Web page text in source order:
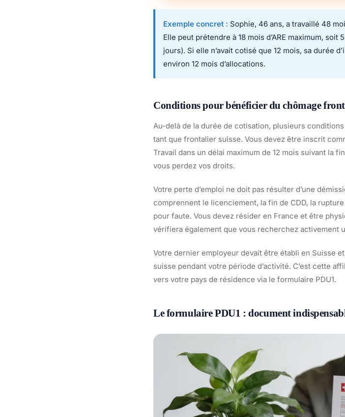
Exemple concret : Sophie, 46 ans, a travaillé 48
Elle peut prétendre à 18 mois d’ARE maximum,
jours). Si elle n’avait cotisé que 12 mois, sa durée
environ 12 mois d’allocations.
Conditions pour bénéficier du chômage
Au-delà de la durée de cotisation, plusieurs
tant que frontalier suisse. Vous devez être inscrit
Travail dans un délai maximum de 12 mois suivant la
vous perdez vos droits.
Votre perte d’emploi ne doit pas résulter d’une
comprennent le licenciement, la fin de CDD, la
pour faute. Vous devez résider en France et être
vérifiera également que vous recherchez activement
Votre dernier employeur devait être établi en Suisse
suisse pendant votre période d’activité. C’est cette
vers votre pays de résidence via le formulaire PDU1.
Le formulaire PDU1 : document